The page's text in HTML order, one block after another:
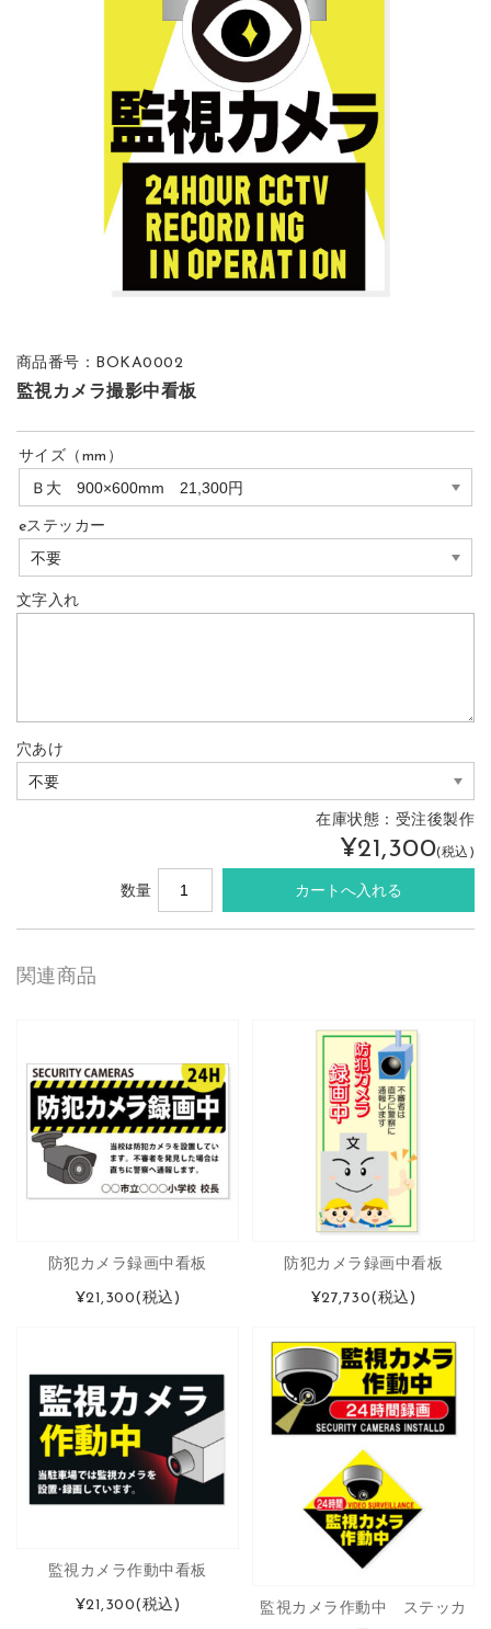
商品番号：BOKA0002
監視カメラ撮影中看板
サイズ（mm）
eステッカー
文字入れ
穴あけ
在庫状態： 受注後製作
¥21,300(税込)
数量
関連商品
防犯カメラ録画中看板
¥21,300(税込)
防犯カメラ録画中看板
¥27,730(税込)
監視カメラ作動中看板
¥21,300(税込)
監視カメラ作動中 ステッカ